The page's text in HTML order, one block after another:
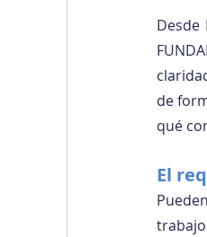
Desde
de
qué
El